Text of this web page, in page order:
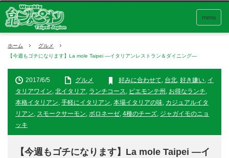
menu
ホーム
グルメ
【今週もゴチになります】La mole Taipei ―イタリアンレストラン＆ダイニング―
2017/6/5 グルメ 好みに合わせて, 台北, 好き嫌い, イ
タリアワイン, 北イタリア, ランチコース, ピエモンテ州 , お得なランチ,
本格イタリアン, 手軽にイタリアン, 本場イタリアの味, カジュアルイタ
リアン, スモークサーモン, ボロネーゼ, 4種のチーズ, ジャガイモのニョ
ッキ
【今週もゴチになります】La mole Taipei ―イ